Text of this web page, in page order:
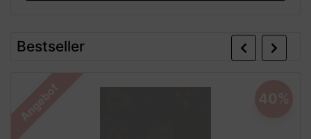
Bestseller Zurück